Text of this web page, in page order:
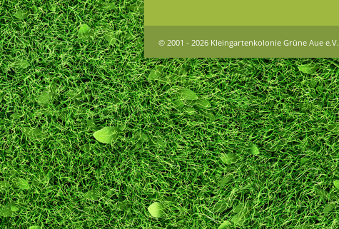
© 2001 - 2026 Kleingartenkolonie Grüne Aue e.V.